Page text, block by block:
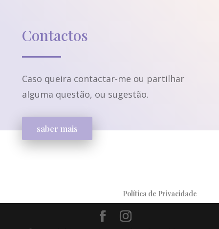
Contactos
Caso queira contactar-me ou partilhar
alguma questão, ou sugestão.
saber mais
Política de Privacidade